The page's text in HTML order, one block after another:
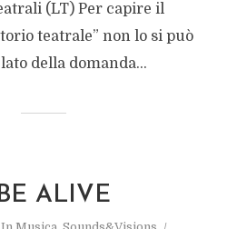
(LT) Per capire il
teatrale” non lo si può
della domanda...
ALIVE